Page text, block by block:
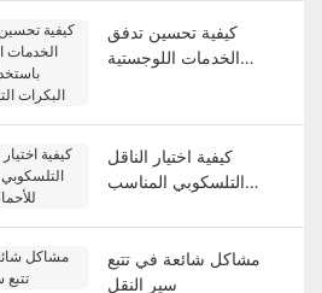
كيفية تحسين تدفق
الخدمات اللوجستية
كيفية اختيار الناقل
التلسكوبي المناسب
مشاكل شائعة في تتبع
سير النقل